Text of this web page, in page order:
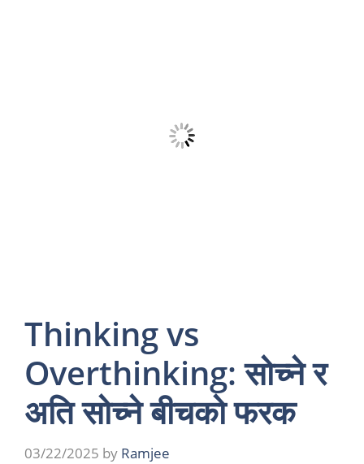
Thinking vs
Overthinking: सोच्ने र
अति सोच्ने बीचको फरक
03/22/2025 by Ramjee